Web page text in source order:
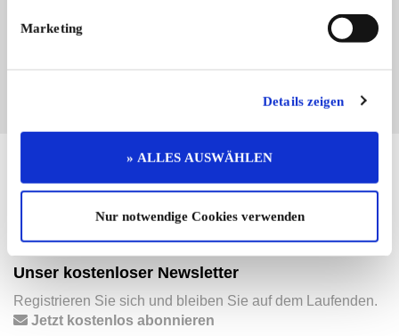
Marketing
Details zeigen
» ALLES AUSWÄHLEN
Nur notwendige Cookies verwenden
ergänzen und für sich zu nutzen:
Hier finden Sie mehr von OLDTIMER MARKT
Folgen Sie uns auf unseren Social-Media-Seiten oder
laden Sie unsere Termine-App herunter:
Unser kostenloser Newsletter
Registrieren Sie sich und bleiben Sie auf dem Laufenden.
Jetzt kostenlos abonnieren